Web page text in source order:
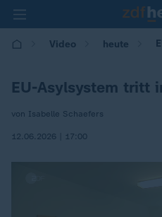
Video heute
EU-Asylsystem tritt
von Isabelle Schaefers
12.06.2026 | 17:00